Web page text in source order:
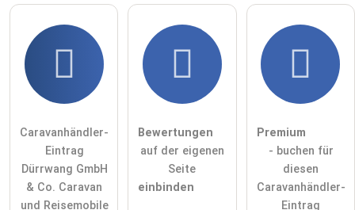
Caravanhändler-
Eintrag
Dürrwang GmbH
& Co. Caravan
und Reisemobile
Bewertungen
auf der eigenen
Seite
einbinden
Premium
- buchen für
diesen
Caravanhändler-
Eintrag